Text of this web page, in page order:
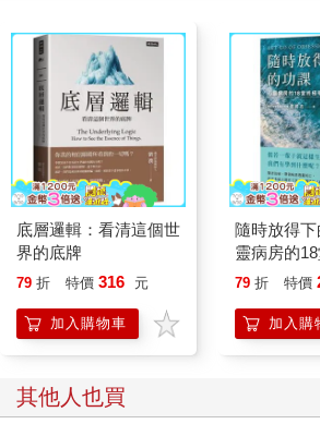
底層邏輯：看清這個世
界的底牌
79 折 特價 316 元
加入購物車
隨時放得
靈病房的
分
79 折 特價
加入購
其他人也買